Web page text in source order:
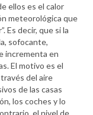
ellos es el calor
meteorológica que
Es decir, que si la
sofocante,
incrementa en
El motivo es el
del aire
de las casas
los coches y lo
el nivel de